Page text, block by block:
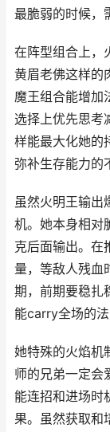
最脆弱的时候，
在阵型组合上，
黄眉老佛这样的
魔王组合能增加
选择上优先思考
样能最大化她的
弥补生存能力的
虽然火明王输出
机。她本身相对
克后面输出。在
量，等敌人残血
期，前期要稳扎
能carry全场的法
她特殊的火焰机
师的兄弟一定会
能连招和进场时
果。虽然获取和